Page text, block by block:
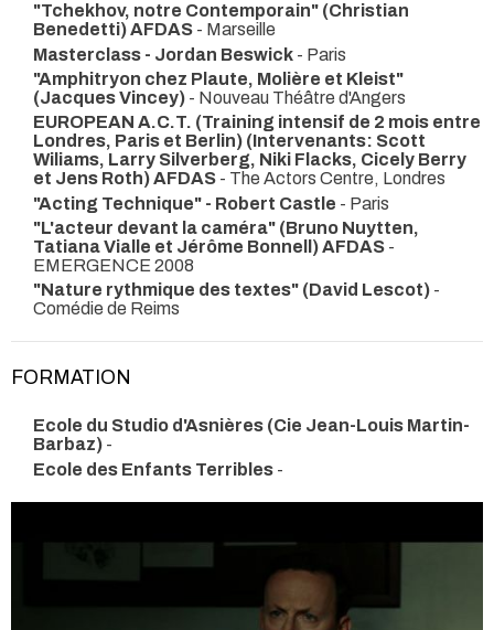
"Tchekhov, notre Contemporain" (Christian
Benedetti) AFDAS - Marseille
Masterclass - Jordan Beswick - Paris
"Amphitryon chez Plaute, Molière et Kleist"
(Jacques Vincey) - Nouveau Théâtre d'Angers
EUROPEAN A.C.T. (Training intensif de 2 mois entre
Londres, Paris et Berlin) (Intervenants: Scott
Wiliams, Larry Silverberg, Niki Flacks, Cicely Berry
et Jens Roth) AFDAS - The Actors Centre, Londres
"Acting Technique" - Robert Castle - Paris
"L'acteur devant la caméra" (Bruno Nuytten,
Tatiana Vialle et Jérôme Bonnell) AFDAS -
EMERGENCE 2008
"Nature rythmique des textes" (David Lescot) -
Comédie de Reims
FORMATION
Ecole du Studio d'Asnières (Cie Jean-Louis Martin-
Barbaz) -
Ecole des Enfants Terribles -